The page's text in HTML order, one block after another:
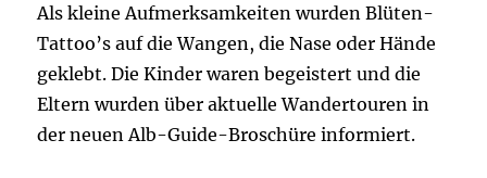
Als kleine Aufmerksamkeiten wurden Blüten-
Tattoo’s auf die Wangen, die Nase oder Hände
geklebt. Die Kinder waren begeistert und die
Eltern wurden über aktuelle Wandertouren in
der neuen Alb-Guide-Broschüre informiert.